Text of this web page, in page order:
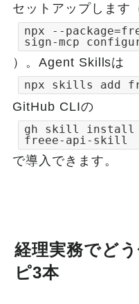
セットアップします
npx --
sign-mcp
）。Agent Skillsは
npx skills add
GitHub CLIの
gh skill install
freee-api-skill
で導入できます。
経理実務でど
ピ3本